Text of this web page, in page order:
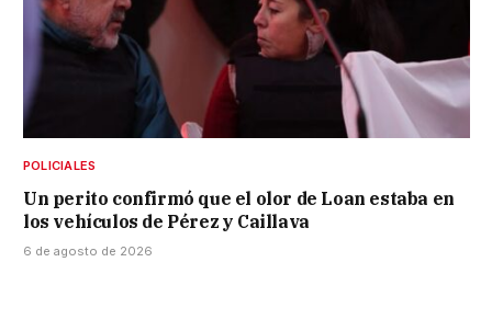
POLICIALES
Un perito confirmó que el olor de Loan estaba en
los vehículos de Pérez y Caillava
6 de agosto de 2026